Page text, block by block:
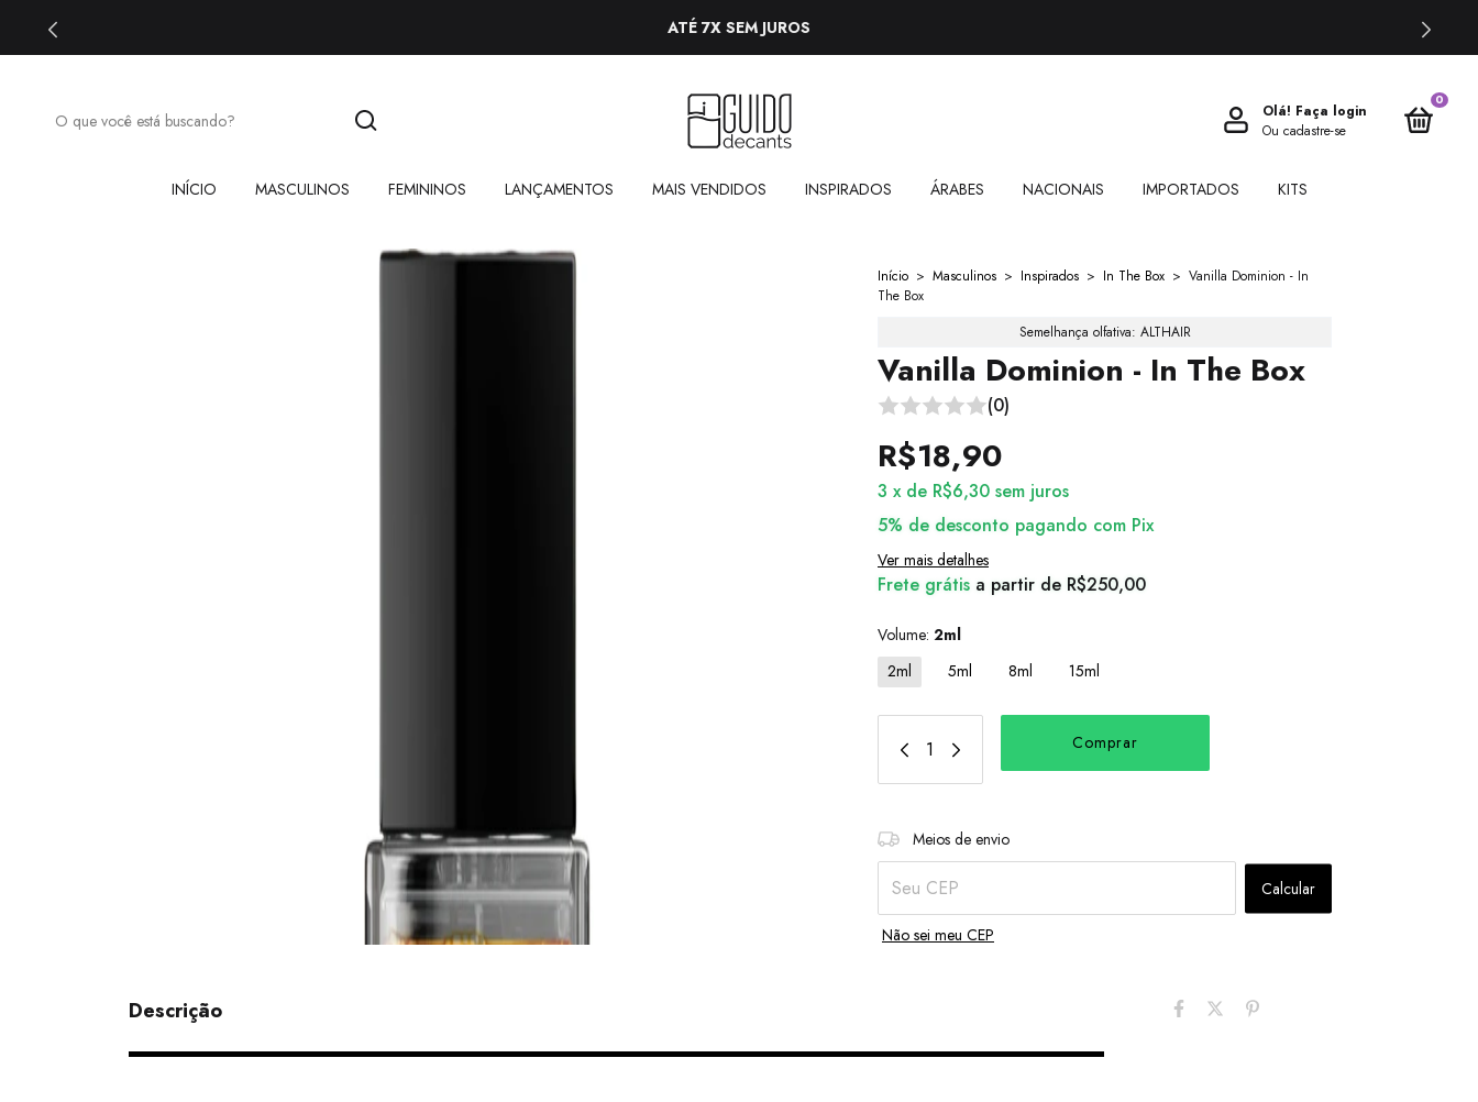
ATÉ 7X SEM JUROS
Olá! Faça login
Ou cadastre-se
0
INÍCIO MASCULINOS FEMININOS LANÇAMENTOS MAIS VENDIDOS INSPIRADOS ÁRABES NACIONAIS IMPORTADOS KITS
Início > Masculinos > Inspirados > In The Box > Vanilla Dominion - In
The Box
Semelhança olfativa: ALTHAIR
Vanilla Dominion - In The Box
(0)
R$18,90
3 x de R$6,30 sem juros
5% de desconto pagando com Pix
Ver mais detalhes
Frete grátis a partir de R$250,00
Volume: 2ml
2ml
5ml 8ml 15ml
Entregas para o CEP:
Meios de envio
Calcular
Não sei meu CEP
Descrição